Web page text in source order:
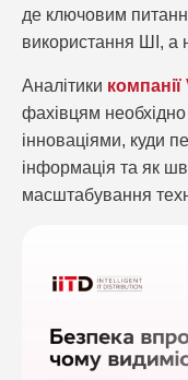
де ключовим
використання ШІ, а
Аналітики компанії
фахівцям необхідно
інноваціями, куди
інформація та як
масштабування